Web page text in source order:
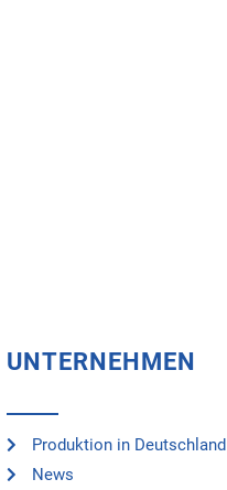
UNTERNEHMEN
Produktion in Deutschland
News